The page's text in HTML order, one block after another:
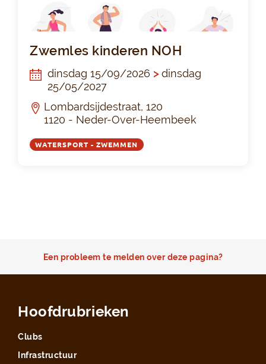
Zwemles kinderen NOH
dinsdag 15/09/2026 >dinsdag
25/05/2027
Lombardsijdestraat, 120
1120 - Neder-Over-Heembeek
WATERSPORT - ZWEMMEN
Een probleem te melden over deze pagina?
Hoofdrubrieken
Clubs
Infrastructuur